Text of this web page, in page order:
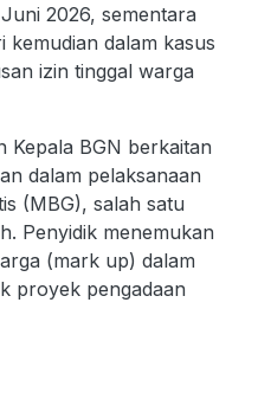
2026, sementara
kemudian dalam kasus
izin tinggal warga
Kepala BGN berkaitan
dalam pelaksanaan
(MBG), salah satu
Penyidik menemukan
(mark up) dalam
proyek pengadaan